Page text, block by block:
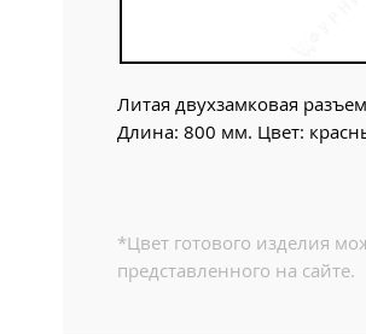
Литая двухзамковая
Длина: 800 мм. Цвет:
*Цвет готового изделия
представленного на сайте.